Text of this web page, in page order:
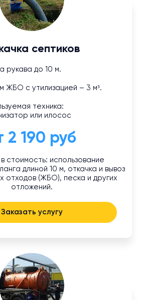
септиков
рукава до 10 м.
ЖБО с утилизацией – 3 м³.
техника:
или илосос
2 190 руб
стоимость: использование
длиной 10 м, откачка и вывоз
отходов (ЖБО), песка и других
отложений.
Заказать услугу